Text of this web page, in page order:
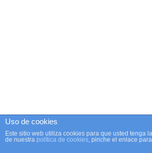
Uso de cookies
Este sitio web utiliza cookies para que usted tenga
de nuestra política de cookies, pinche el enlace